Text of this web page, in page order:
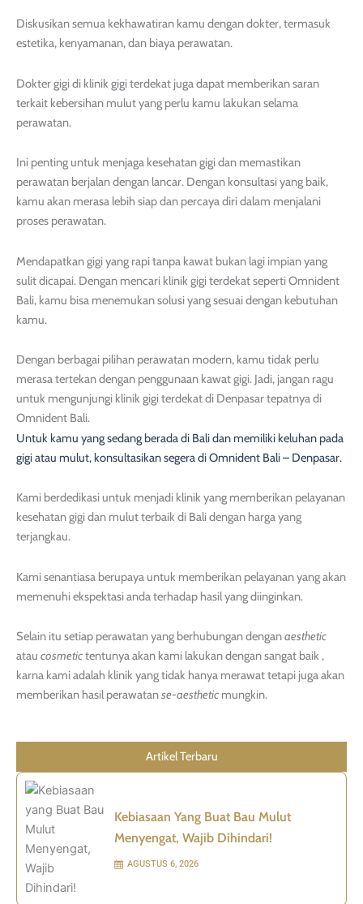
Diskusikan semua kekhawatiran kamu dengan dokter, termasuk
estetika, kenyamanan, dan biaya perawatan.
Dokter gigi di klinik gigi terdekat juga dapat memberikan saran
terkait kebersihan mulut yang perlu kamu lakukan selama
perawatan.
Ini penting untuk menjaga kesehatan gigi dan memastikan
perawatan berjalan dengan lancar. Dengan konsultasi yang baik,
kamu akan merasa lebih siap dan percaya diri dalam menjalani
proses perawatan.
Mendapatkan gigi yang rapi tanpa kawat bukan lagi impian yang
sulit dicapai. Dengan mencari klinik gigi terdekat seperti Omnident
Bali, kamu bisa menemukan solusi yang sesuai dengan kebutuhan
kamu.
Dengan berbagai pilihan perawatan modern, kamu tidak perlu
merasa tertekan dengan penggunaan kawat gigi. Jadi, jangan ragu
untuk mengunjungi klinik gigi terdekat di Denpasar tepatnya di
Omnident Bali.
Untuk kamu yang sedang berada di Bali dan memiliki keluhan pada
gigi atau mulut, konsultasikan segera di Omnident Bali – Denpasar.
Kami berdedikasi untuk menjadi klinik yang memberikan pelayanan
kesehatan gigi dan mulut terbaik di Bali dengan harga yang
terjangkau.
Kami senantiasa berupaya untuk memberikan pelayanan yang akan
memenuhi ekspektasi anda terhadap hasil yang diinginkan.
Selain itu setiap perawatan yang berhubungan denganaesthetic
atau cosmetictentunya akan kami lakukan dengan sangat baik ,
karna kami adalah klinik yang tidak hanya merawat tetapi juga akan
memberikan hasil perawatanse-aesthetic mungkin.
Artikel Terbaru
Kebiasaan Yang Buat Bau Mulut
Menyengat, Wajib Dihindari!
AGUSTUS 6, 2026